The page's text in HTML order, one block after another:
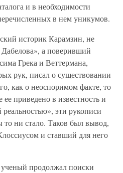
и в необходимости
в нем уникумов.
историк Карамзин, не
а поверивший
Грека и Веттермана,
рук, писал о существовании
как о неоспоримом факте, то
приведено в известность и
реальностью», эти рукописи
то ни стало. Таков был вывод,
и ставший для него
продолжал поиски